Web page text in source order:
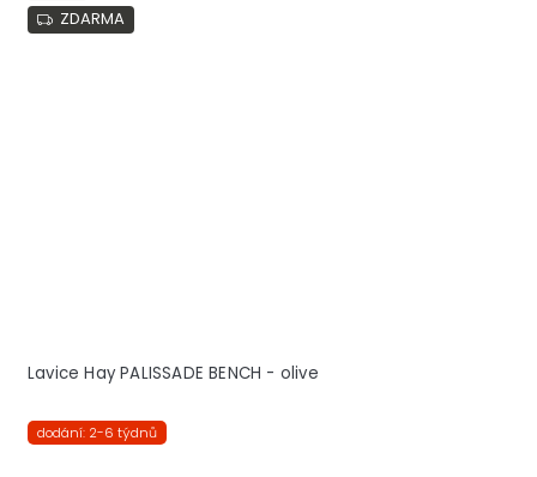
ZDARMA
Lavice Hay PALISSADE BENCH - olive
dodání: 2-6 týdnů